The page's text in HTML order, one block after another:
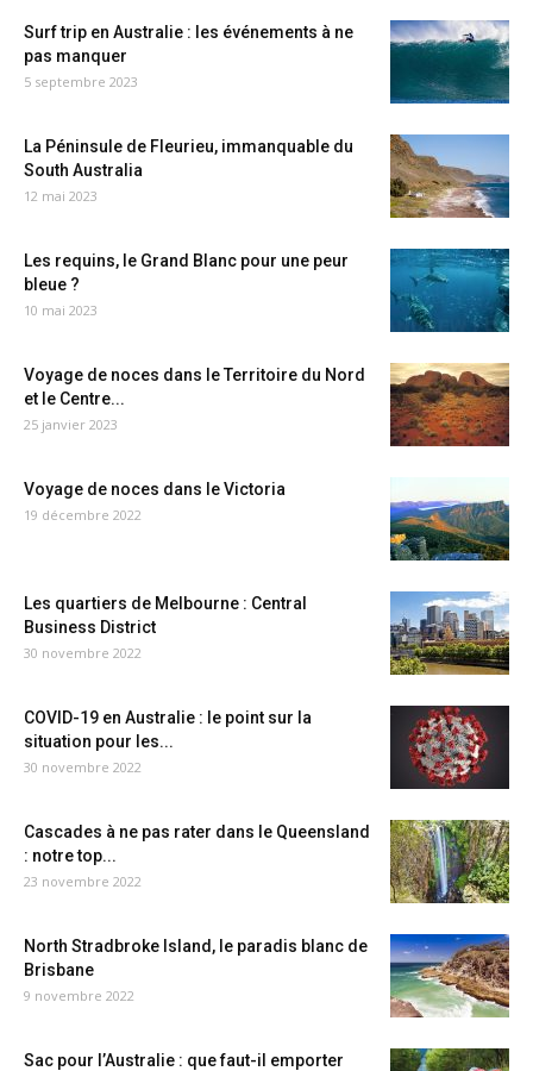
Surf trip en Australie : les événements à ne
pas manquer
5 septembre 2023
La Péninsule de Fleurieu, immanquable du
South Australia
12 mai 2023
Les requins, le Grand Blanc pour une peur
bleue ?
10 mai 2023
Voyage de noces dans le Territoire du Nord
et le Centre...
25 janvier 2023
Voyage de noces dans le Victoria
19 décembre 2022
Les quartiers de Melbourne : Central
Business District
30 novembre 2022
COVID-19 en Australie : le point sur la
situation pour les...
30 novembre 2022
Cascades à ne pas rater dans le Queensland
: notre top...
23 novembre 2022
North Stradbroke Island, le paradis blanc de
Brisbane
9 novembre 2022
Sac pour l’Australie : que faut-il emporter